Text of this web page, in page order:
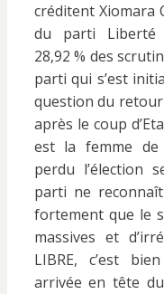
créditent Xiomara
du parti Liberté
28,92 % des
parti qui s’est
question du
après le coup
est la femme de
perdu l’élection
parti ne
fortement que le
massives et
LIBRE, c’est
arrivée en tête